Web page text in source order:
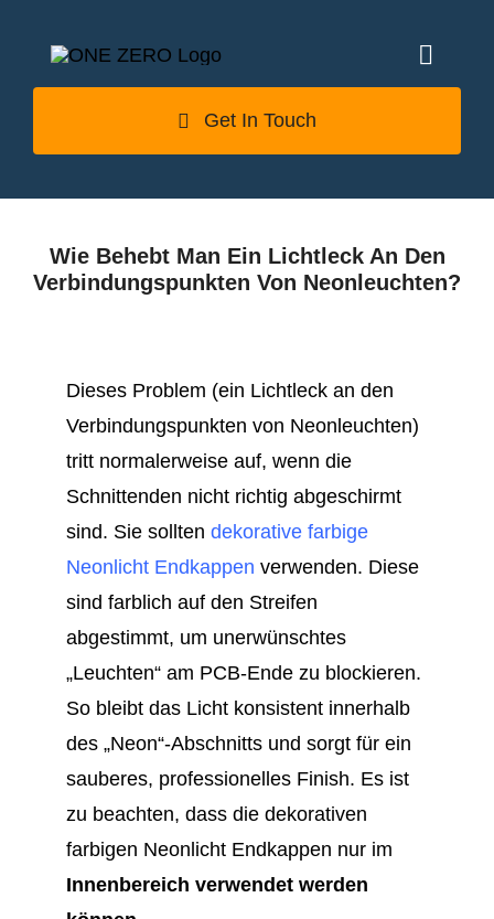
content
Products
Get In Touch
Wie Behebt Man Ein Lichtleck An Den
Verbindungspunkten Von Neonleuchten?
Dieses Problem (ein Lichtleck an den
Verbindungspunkten von Neonleuchten)
tritt normalerweise auf, wenn die
Schnittenden nicht richtig abgeschirmt
sind. Sie sollten dekorative farbige
Neonlicht Endkappen verwenden. Diese
sind farblich auf den Streifen
abgestimmt, um unerwünschtes
„Leuchten“ am PCB-Ende zu blockieren.
So bleibt das Licht konsistent innerhalb
des „Neon“-Abschnitts und sorgt für ein
sauberes, professionelles Finish. Es ist
zu beachten, dass die dekorativen
farbigen Neonlicht Endkappen nur im
Innenbereich verwendet werden